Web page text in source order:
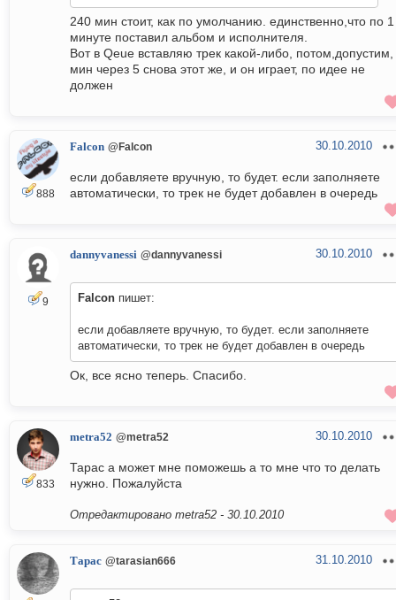
240 мин стоит, как по умолчанию. единственно,что по 1
минуте поставил альбом и исполнителя.
Вот в Qeue вставляю трек какой-либо, потом,допустим,
мин через 5 снова этот же, и он играет, по идее не
должен
888
Falcon @Falcon 30.10.2010
если добавляете вручную, то будет. если заполняете
автоматически, то трек не будет добавлен в очередь
9
dannyvanessi @dannyvanessi 30.10.2010
Falcon пишет:
если добавляете вручную, то будет. если заполняете
автоматически, то трек не будет добавлен в очередь
Ок, все ясно теперь. Спасибо.
833
metra52 @metra52 30.10.2010
Тарас а может мне поможешь а то мне что то делать
нужно. Пожалуйста
Отредактировано metra52 - 30.10.2010
Тарас @tarasian666 31.10.2010